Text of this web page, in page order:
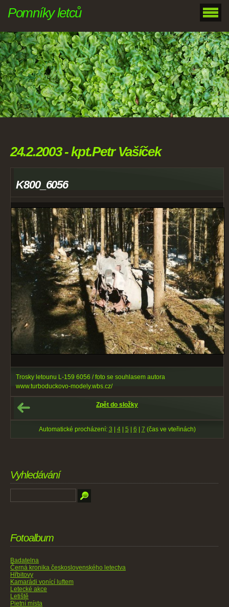
Pomníky letců
24.2.2003 - kpt.Petr Vašíček
K800_6056
Trosky letounu L-159 6056 / foto se souhlasem autora
www.turboduckovo-modely.wbs.cz/
Zpět do složky
Automatické procházení: 3 4| 5 6 7 (čas ve vteřinách)
Vyhledávání
Fotoalbum
Badatelna
Černá kronika československého letectva
Hřbitovy
Kamarádi vonící luftem
Letecké akce
Letiště
Pietní místa